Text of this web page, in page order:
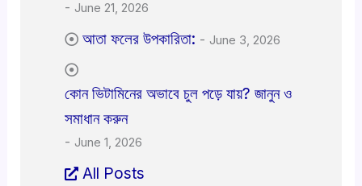
- June 21, 2026
আতা ফলের উপকারিতা: - June 3, 2026
কোন ভিটামিনের অভাবে চুল পড়ে যায়? জানুন ও
সমাধান করুন
- June 1, 2026
All Posts